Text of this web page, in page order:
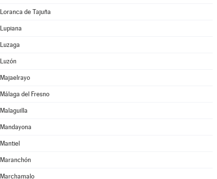
Loranca de Tajuña
Lupiana
Luzaga
Luzón
Majaelrayo
Málaga del Fresno
Malaguilla
Mandayona
Mantiel
Maranchón
Marchamalo